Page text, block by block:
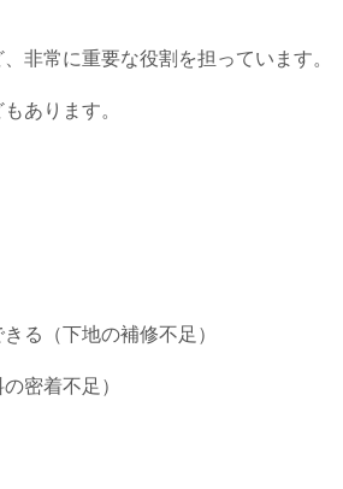
、非常に重要な役割を担っています。
あります。
る（下地の補修不足）
密着不足）